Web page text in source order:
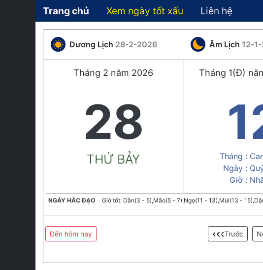
Trang chủ Xem ngày tốt xấu Liên hệ
Dương Lịch 28-2-2026 Âm Lịch 12-
Tháng 2 năm 2026 Tháng 1(Đ)
28
THỨ BẢY Tháng :
Ngày :
Giờ :
NGÀY HẮC ĐẠO Giờ tốt: Dần(3 - 5),Mão(5 - 7),Ngọ(11 - 13),Mùi(13 -
Đến hôm nay Trước